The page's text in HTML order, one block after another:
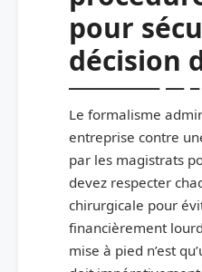
pour
décision
Le formalisme
entreprise contre
par les magistrats
devez respecter
chirurgicale pour
financièrement
mise à pied n’est